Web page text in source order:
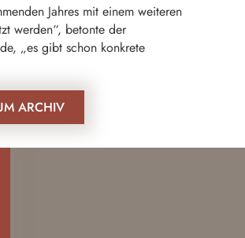
Jahres mit einem weiteren
werden“, betonte der
„es gibt schon konkrete
ARCHIV